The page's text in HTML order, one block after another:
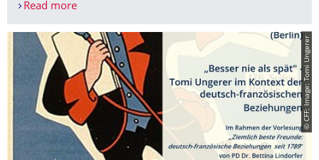
Read moreVortrag im Rahmen der Langen Nacht der
© CFF; Image: Tomi Ungerer